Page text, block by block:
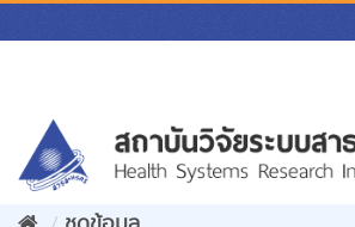
Skip
to